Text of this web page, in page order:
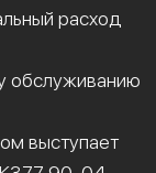
расход
обслуживанию
выступает